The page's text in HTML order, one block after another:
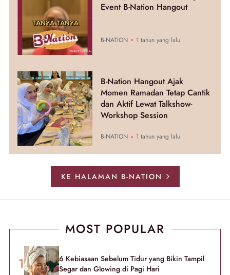
Event B-Nation Hangout
B-NATION 1 tahun yang lalu
B-Nation Hangout Ajak
Momen Ramadan Tetap Cantik
dan Aktif Lewat Talkshow-
Workshop Session
B-NATION 1 tahun yang lalu
KE HALAMAN B-NATION
MOST POPULAR
6 Kebiasaan Sebelum Tidur yang Bikin Tampil
Segar dan Glowing di Pagi Hari